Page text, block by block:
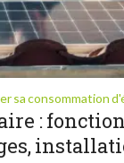
sa consommation
: